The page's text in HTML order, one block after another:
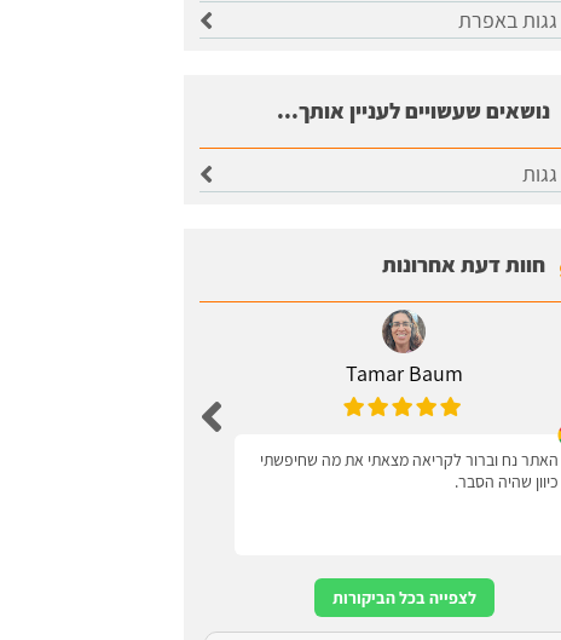
גגות באפרת
נושאים שעשויים לעניין אותך...
חוות דעת אחרונות
Tamar Baum
האתר נח וברור לקריאה מצאתי את מה שחיפשתי
כיוון שהיה הסבר.
לצפייה בכל הביקורות